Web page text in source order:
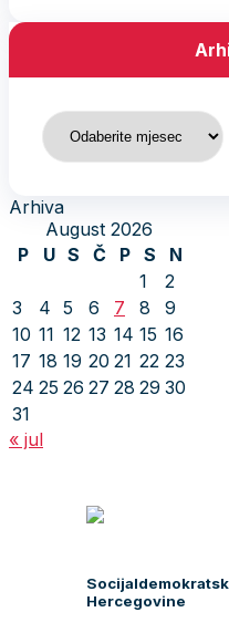
Arhiva
Arhiva
August 2026
P
U S Č P S
N
1
2
3
4 5 6 7 8
9
10 11 12 13 14 15 16
17 18 19 20 21 22 23
24 25 26 27 28 29 30
31
« jul
Hercegovine